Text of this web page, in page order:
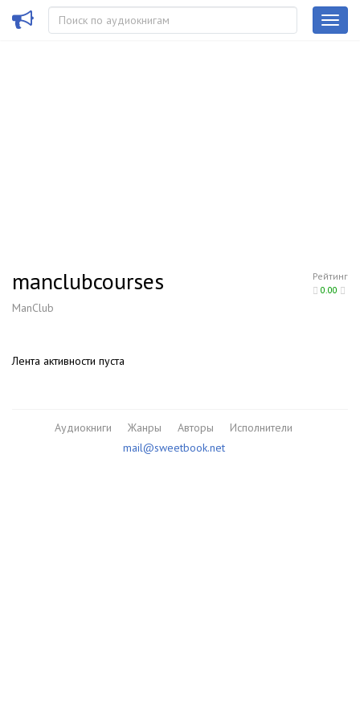
Рейтинг
0.00
manclubcourses
ManClub
Лента активности пуста
Аудиокниги Жанры Авторы
Исполнители
mail@sweetbook.net